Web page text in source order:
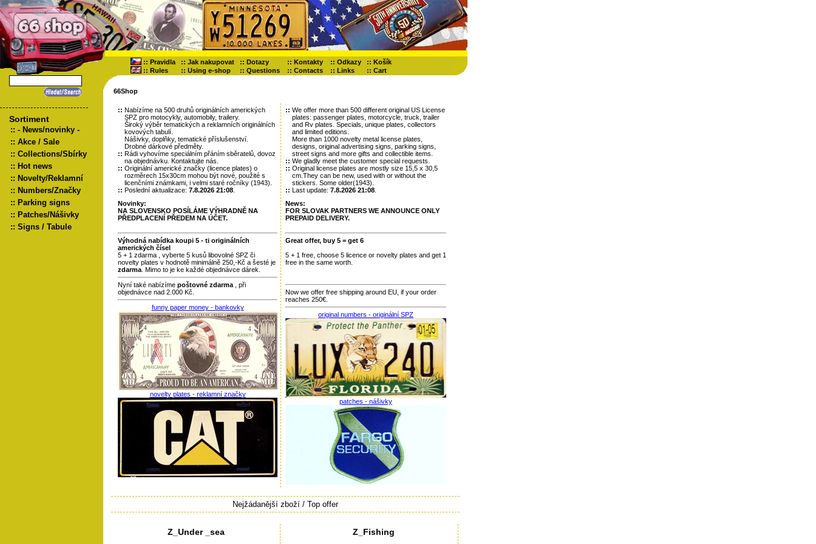
:: Pravidla :: Jak nakupovat :: Dotazy :: Kontakty :: Odkazy :: Košík
:: Rules :: Using e-shop :: Questions :: Contacts :: Links :: Cart
Sortiment
:: - News/novinky -
:: Akce / Sale
:: Collections/Sbírky
:: Hot news
:: Novelty/Reklamní
:: Numbers/Značky
:: Parking signs
:: Patches/Nášivky
:: Signs / Tabule
66Shop
:: Nabízíme na 500 druhů originálních amerických
SPZ pro motocykly, automobily, trailery.
Široký výběr tematických a reklamních originálních
kovových tabulí.
Nášivky, doplňky, tematické příslušenství.
Drobné dárkové předměty.
:: Rádi vyhovíme speciálním přáním sběratelů, dovoz
na objednávku. Kontaktujte nás.
:: Originální americké značky (licence plates) o
rozměrech 15x30cm mohou být nové, použité s
licenčními známkami, i velmi staré ročníky (1943).
:: Poslední aktualizace: 7.8.2026 21:08
Novinky:
NA SLOVENSKO POSÍLÁME VÝHRADNĚ NA
PŘEDPLACENÍ PŘEDEM NA ÚČET.
Výhodná nabídka koupi 5 - ti originálních
amerických čísel
5 + 1 zdarma , vyberte 5 kusů libovolné SPZ či
novelty plates v hodnotě minimálně 250,-Kč a šesté je
zdarma . Mimo to je ke každé objednávce dárek.
Nyní také nabízíme poštovné zdarma
, při
objednávce nad 2.000 Kč.
funny paper money - bankovky
novelty plates - reklamní značky
:: We offer more than 500 different original US License
plates: passenger plates, motorcycle, truck, trailer
and Rv plates. Specials, unique plates, collectors
and limited editions.
More than 1000 novelty metal license plates,
designs, original advertising signs, parking signs,
street signs and more gifts and collectible items.
:: We gladly meet the customer special requests.
:: Original license plates are mostly size 15,5 x 30,5
cm.They can be new, used with or without the
stickers. Some older(1943).
:: Last update: 7.8.2026 21:08
News:
FOR SLOVAK PARTNERS WE ANNOUNCE ONLY
PREPAID DELIVERY.
Great offer, buy 5 = get 6
5 + 1 free, choose 5 licence or novelty plates and get 1
free in the same worth.
Now we offer free shipping around EU, if your order
reaches 250€.
original numbers - originální SPZ
patches - nášivky
Nejžádanější zboží / Top offer
Z_Under _sea Z_Fishing